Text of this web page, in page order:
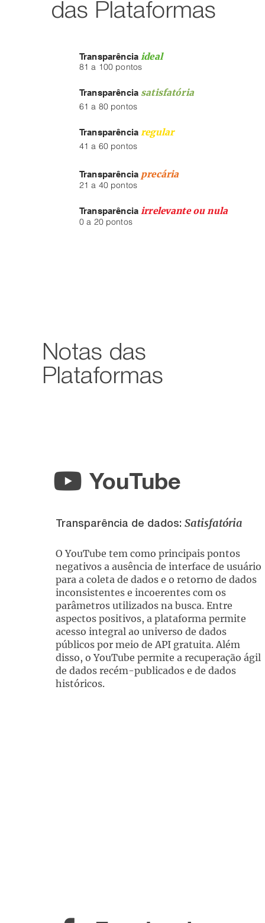
81 a 100 pontos
Transparência ideal
61 a 80 pontos
Transparência regular
41 a 60 pontos
Transparência precária
21 a 40 pontos
Transparência satisfatória
das Plataformas
Transparência irrelevante ou nula
0 a 20 pontos
Notas das
Plataformas
O YouTube tem como principais pontos
negativos a ausência de interface de usuário
para a coleta de dados e o retorno de dados
inconsistentes e incoerentes com os
parâmetros utilizados na busca. Entre
aspectos positivos, a plataforma permite
acesso integral ao universo de dados
públicos por meio de API gratuita. Além
disso, o YouTube permite a recuperação ágil
de dados recém-publicados e de dados
históricos.
Transparência de dados: Satisfatória
YouTube